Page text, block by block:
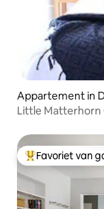
Appartement in
Little Matterhorn
Topfavoriet van
Favoriet van